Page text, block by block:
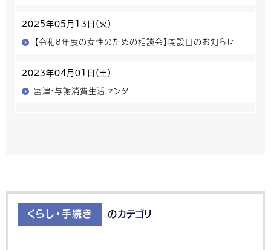
2025年05月13日(火)
【令和8年度の女性のための相談会】開設日のお知らせ
2023年04月01日(土)
宮津・与謝消費生活センター
くらし・手続き のカテゴリ